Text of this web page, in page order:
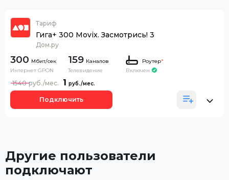
Тариф
Гига+ 300 Movix. Засмотрись! 3
Дом.ру
300
Интернет GPON
159 Каналов
Телевидение
Роутер*
Включен
1
1540
Подключить
Другие пользователи
подключают